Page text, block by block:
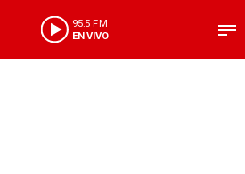
95.5 FM
EN VIVO